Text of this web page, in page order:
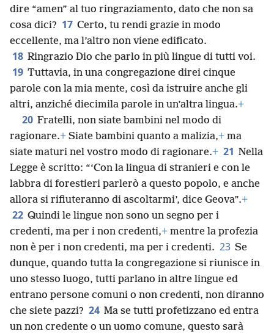
dire “amen” al tuo ringraziamento, dato che non sa
cosa dici? 17 Certo, tu rendi grazie in modo
eccellente, ma l’altro non viene edificato.
18 Ringrazio Dio che parlo in più lingue di tutti voi.
19 Tuttavia, in una congregazione direi cinque
parole con la mia mente, così da istruire anche gli
altri, anziché diecimila parole in un’altra lingua.+
20 Fratelli, non siate bambini nel modo di
ragionare.+ Siate bambini quanto a malizia,+ ma
siate maturi nel vostro modo di ragionare.+ 21 Nella
Legge è scritto: “‘Con la lingua di stranieri e con le
labbra di forestieri parlerò a questo popolo, e anche
allora si rifiuteranno di ascoltarmi’, dice Geova”.+
22 Quindi le lingue non sono un segno per i
credenti, ma per i non credenti,+ mentre la profezia
non è per i non credenti, ma per i credenti. 23 Se
dunque, quando tutta la congregazione si riunisce in
uno stesso luogo, tutti parlano in altre lingue ed
entrano persone comuni o non credenti, non diranno
che siete pazzi? 24 Ma se tutti profetizzano ed entra
un non credente o un uomo comune, questo sarà